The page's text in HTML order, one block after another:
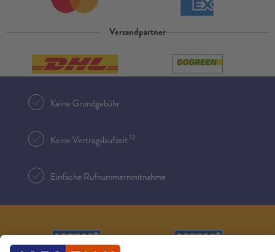
Versandpartner
Keine Grundgebühr
Keine Vertragslaufzeit 12
Einfache Rufnummernmitnahme